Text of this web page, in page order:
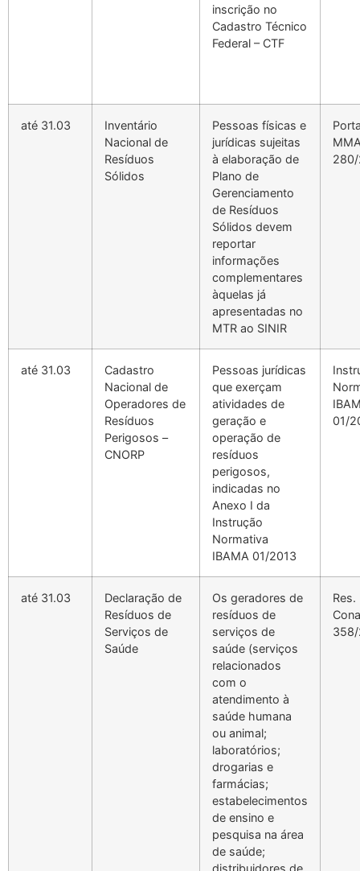
inscrição no
Cadastro Técnico
Federal – CTF
até 31.03
Inventário
Nacional de
Resíduos
Sólidos
Pessoas físicas e
jurídicas sujeitas
à elaboração de
Plano de
Gerenciamento
de Resíduos
Sólidos devem
reportar
informações
complementares
àquelas já
apresentadas no
MTR ao SINIR
até 31.03
Cadastro
Nacional de
Operadores de
Resíduos
Perigosos –
CNORP
Pessoas jurídicas
que exerçam
atividades de
geração e
operação de
resíduos
perigosos,
indicadas no
Anexo I da
Instrução
Normativa
IBAMA 01/2013
01/
até 31.03
Declaração de
Resíduos de
Serviços de
Saúde
Os geradores de
resíduos de
serviços de
saúde (serviços
relacionados
com o
atendimento à
saúde humana
ou animal;
laboratórios;
drogarias e
farmácias;
estabelecimentos
de ensino e
pesquisa na área
de saúde;
distribuidores de
Res.